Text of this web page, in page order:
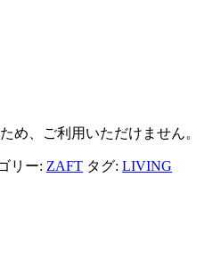
め、ご利用いただけません。
リー: ZAFT タグ: LIVING